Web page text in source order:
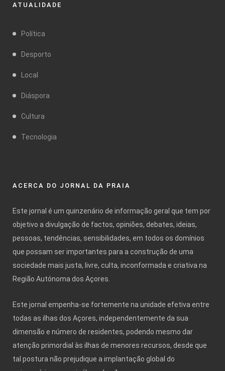
ATUALIDADE
Política
Desporto
Local
Diáspora
Cultura
Tecnologia
ACERCA DO JORNAL DA PRAIA
Este jornal é um quinzenário de informação geral que tem por
objetivo a divulgação de factos, opiniões, debates, ideias,
pessoas, tendências, sensibilidades, em todos os domínios
que possam ser importantes para a construção de uma
sociedade mais justa, livre, culta, inconformada e criativa na
Região Autónoma dos Açores.
Este jornal empenha-se fortemente na unidade efetiva entre
todas as ilhas dos Açores, independentemente da sua
dimensão e número de residentes, podendo mesmo dar
atenção primordial às ilhas de menores recursos, desde que
tal postura não prejudique a implantação global do